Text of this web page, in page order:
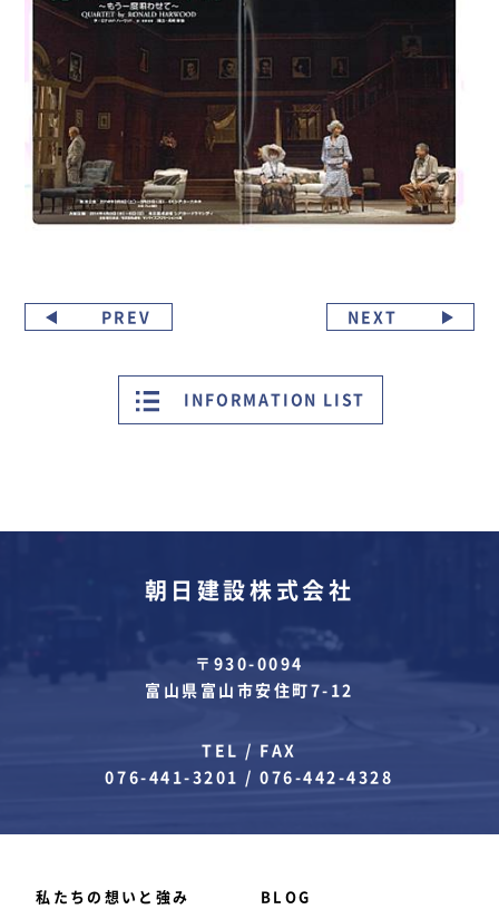
PREV
INFORMATION LIST
NEXT
朝日建設株式会社
〒930-0094
富山県富山市安住町7-12
TEL / FAX
076-441-3201 /076-442-4328
私たちの想いと強み BLOG